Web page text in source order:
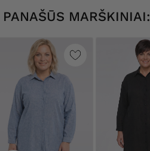
PANAŠŪS MARŠKINIAI: